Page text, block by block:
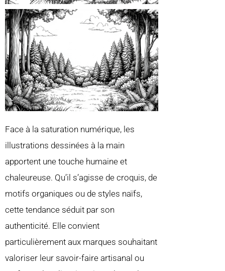
Face à la saturation numérique, les
illustrations dessinées à la main
apportent une touche humaine et
chaleureuse. Qu’il s’agisse de croquis, de
motifs organiques ou de styles naïfs,
cette tendance séduit par son
authenticité. Elle convient
particulièrement aux marques souhaitant
valoriser leur savoir-faire artisanal ou